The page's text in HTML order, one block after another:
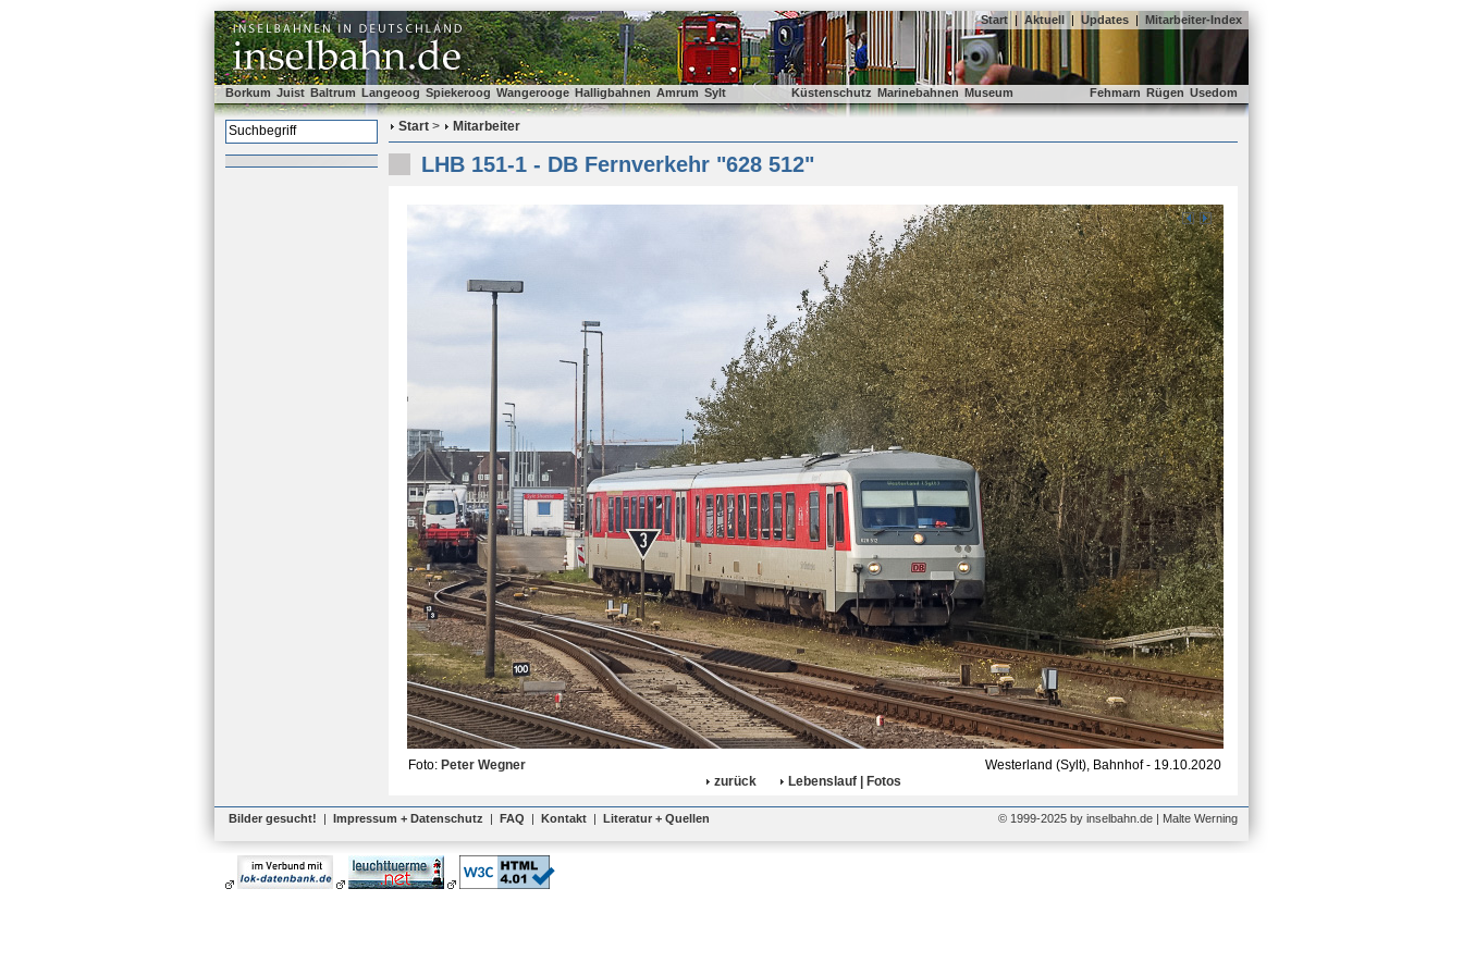
Start | Aktuell | Updates | Mitarbeiter-Index
Borkum Juist Baltrum Langeoog Spiekeroog Wangerooge Halligbahnen Amrum Sylt Küstenschutz Marinebahnen Museum Fehmarn Rügen Usedom
Start > Mitarbeiter
LHB 151-1 - DB Fernverkehr "628 512"
Foto: Peter Wegner
Westerland (Sylt), Bahnhof - 19.10.2020
zurück
Lebenslauf | Fotos
Bilder gesucht! | Impressum + Datenschutz | FAQ | Kontakt | Literatur + Quellen © 1999-2025 by inselbahn.de | Malte Werning